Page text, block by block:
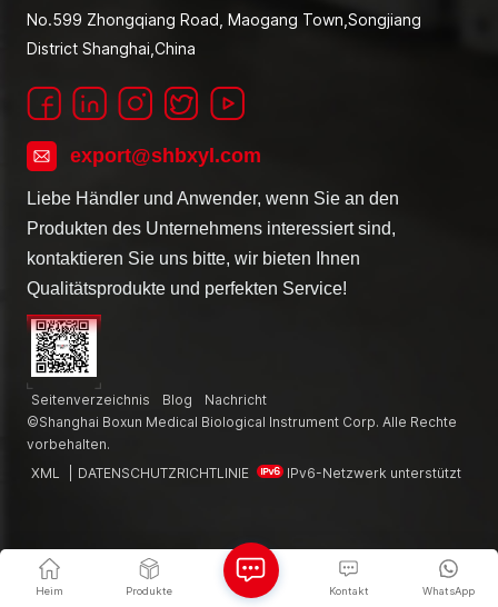
No.599 Zhongqiang Road, Maogang Town,Songjiang
District Shanghai,China
export@shbxyl.com
Liebe Händler und Anwender, wenn Sie an den
Produkten des Unternehmens interessiert sind,
kontaktieren Sie uns bitte, wir bieten Ihnen
Qualitätsprodukte und perfekten Service!
Seitenverzeichnis Blog
Nachricht
©Shanghai Boxun Medical Biological Instrument Corp. Alle Rechte
vorbehalten.
XML
DATENSCHUTZRICHTLINIE IPv6-Netzwerk unterstützt
Heim Produkte WhatsApp
Kontakt